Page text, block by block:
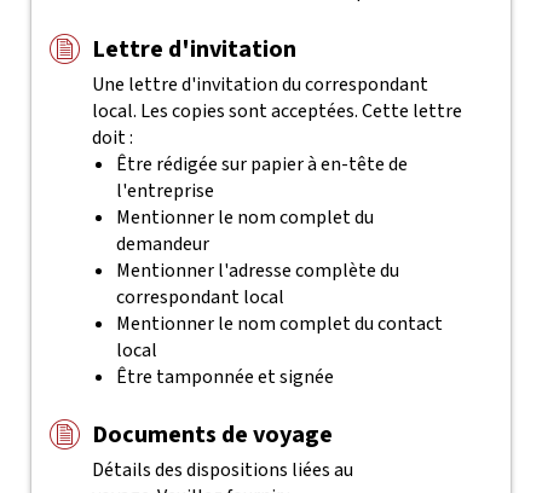
Lettre d'invitation
Une lettre d'invitation du correspondant
local. Les copies sont acceptées. Cette lettre
doit :
Être rédigée sur papier à en-tête de
l'entreprise
Mentionner le nom complet du
demandeur
Mentionner l'adresse complète du
correspondant local
Mentionner le nom complet du contact
local
Être tamponnée et signée
Documents de voyage
Détails des dispositions liées au